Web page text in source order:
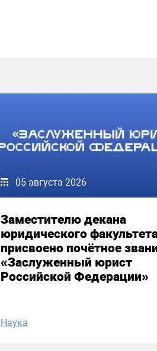
05 августа 2026
Заместителю декана
юридического
присвоено почётное
«Заслуженный юрист
Российской Федерации»
Наука